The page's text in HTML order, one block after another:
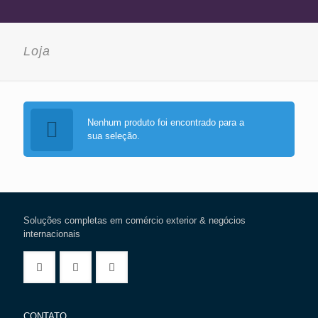
Loja
Nenhum produto foi encontrado para a
sua seleção.
Soluções completas em comércio exterior & negócios
internacionais